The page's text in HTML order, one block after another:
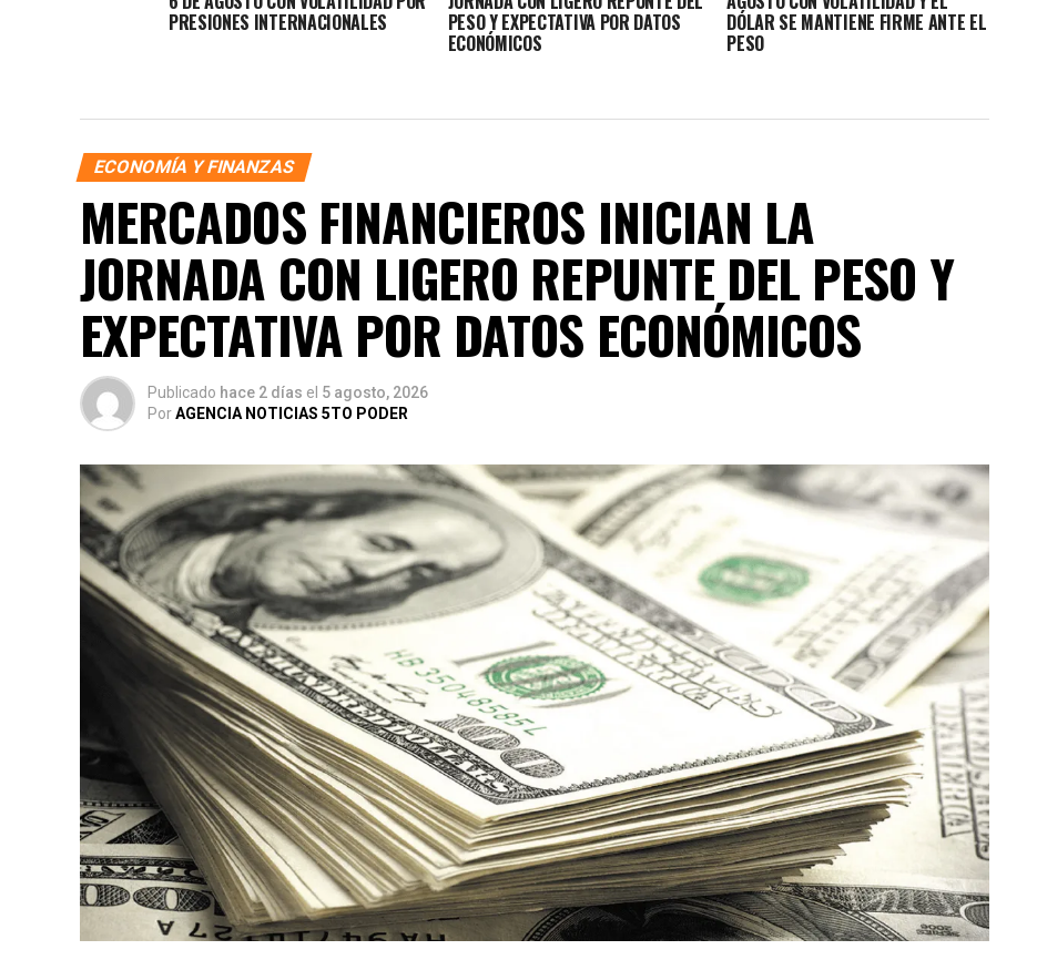
PRESIONES INTERNACIONALES PESO Y EXPECTATIVA POR DATOS
ECONÓMICOS
DÓLAR SE MANTIENE FIRME ANTE EL
PESO
ECONOMÍA Y FINANZAS
MERCADOS FINANCIEROS INICIAN LA
JORNADA CON LIGERO REPUNTE DEL PESO Y
EXPECTATIVA POR DATOS ECONÓMICOS
Publicado hace 2 días el 5 agosto, 2026
PorAGENCIA NOTICIAS 5TO PODER